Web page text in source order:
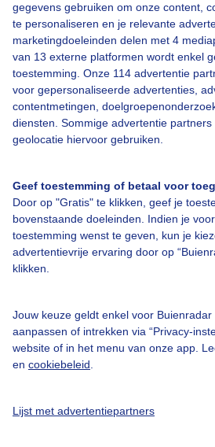
gegevens gebruiken om onze content,
te personaliseren en je relevante
marketingdoeleinden delen met 4
van 13 externe platformen wordt enkel
toestemming. Onze 114 advertentie
voor gepersonaliseerde advertenties,
contentmetingen,
diensten. Sommige advertentie
geolocatie hiervoor gebruiken.
Geef toestemming of betaal voor
Door op "Gratis" te klikken, geef je
bovenstaande doeleinden. Indien je
toestemming wenst te geven, kun je
advertentievrije ervaring door op
klikken.
Jouw keuze geldt enkel voor
aanpassen of intrekken via “Privacy-
website of in het menu van onze app.
en cookiebeleid
Lijst met advertentiepartners
Een moment geduld
Over Buienradar
Bedrijfsgegevens
Veelgestelde vragen
Contact
Toegankelijkheid
Adverteren
Buienradar Team
Privacy beleid